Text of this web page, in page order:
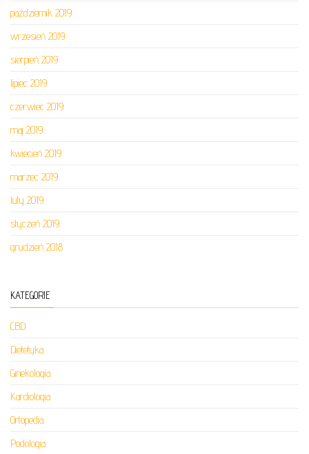
październik 2019
wrzesień 2019
sierpień 2019
lipiec 2019
czerwiec 2019
maj 2019
kwiecień 2019
marzec 2019
luty 2019
styczeń 2019
grudzień 2018
KATEGORIE
CBD
Dietetyka
Ginekologia
Kardiologia
Ortopedia
Podologia